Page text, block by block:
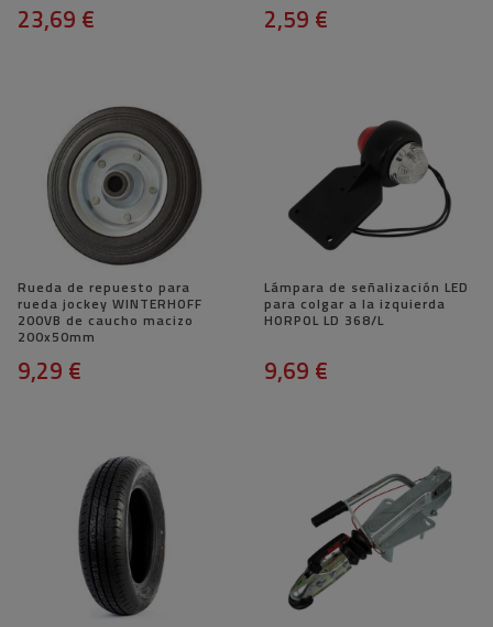
23,69 € 2,59 €
Rueda de repuesto para
rueda jockey WINTERHOFF
200VB de caucho macizo
200x50mm
9,29 €
Lámpara de señalización LED
para colgar a la izquierda
HORPOL LD 368/L
9,69 €